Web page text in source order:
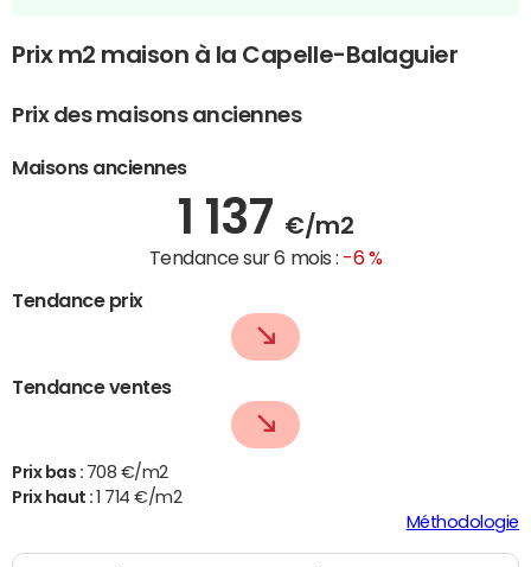
Prix m2 maison à la Capelle-Balaguier
Prix des maisons anciennes
Maisons anciennes
1 137 €/m2
Tendance sur 6 mois : -6 %
Tendance prix
Tendance ventes
Prix bas : 708 €/m2
Prix haut :
1 714 €/m2
Méthodologie